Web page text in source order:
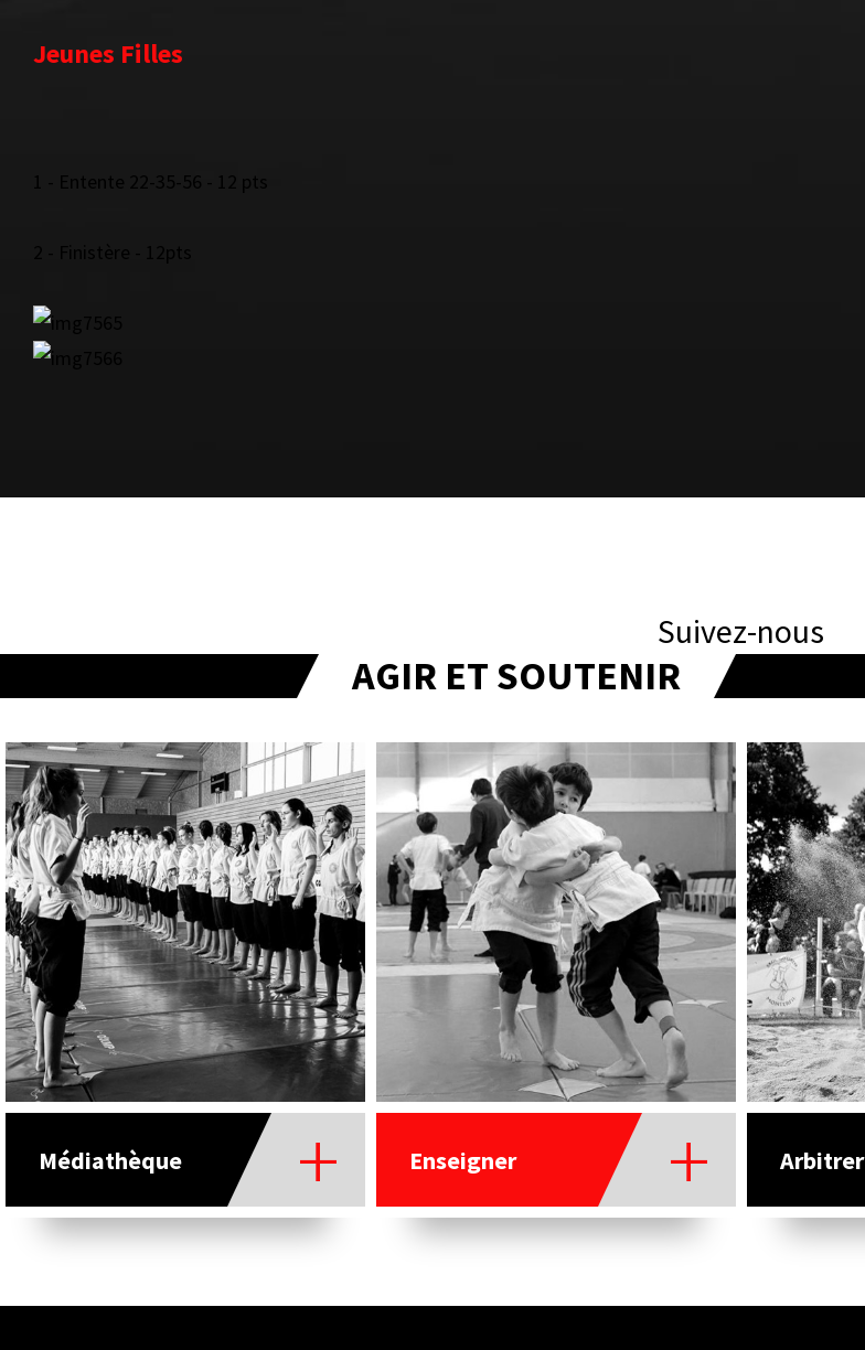
Jeunes Filles
1 - Entente 22-35-56 - 12 pts
Suivez-nous
AGIR ET SOUTENIR
Médiathèque Enseigner Arbitrer